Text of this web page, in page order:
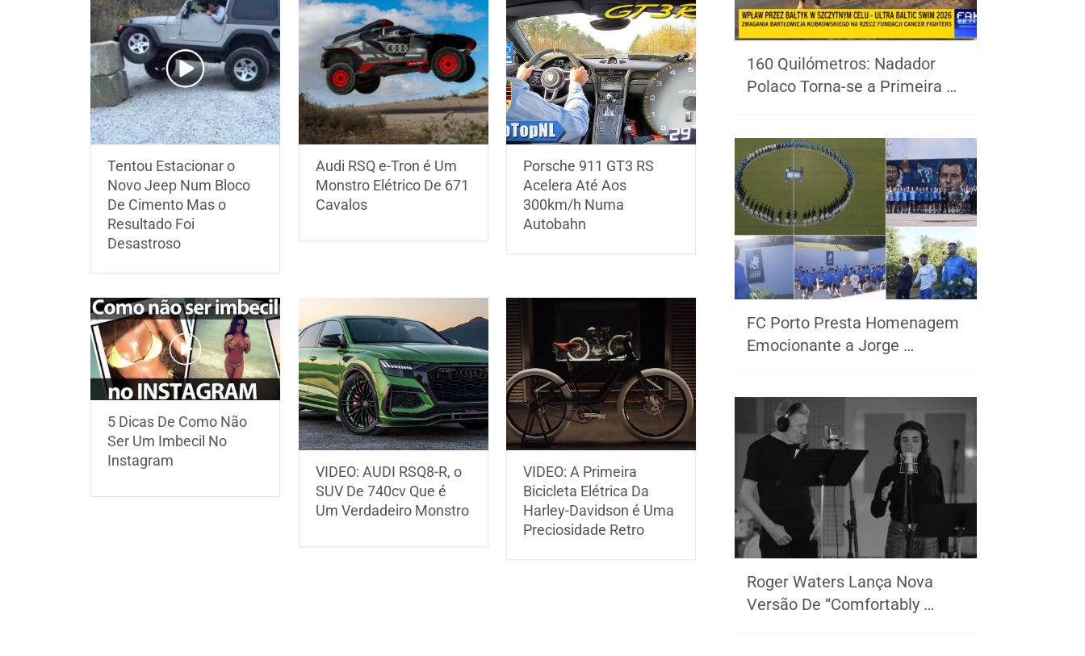
Tentou Estacionar o
Novo Jeep Num Bloco
De Cimento Mas o
Resultado Foi
Desastroso
Audi RSQ e-Tron é Um
Monstro Elétrico De 671
Cavalos
Porsche 911 GT3 RS
Acelera Até Aos
300km/h Numa
Autobahn
5 Dicas De Como Não
Ser Um Imbecil No
Instagram
VIDEO: AUDI RSQ8-R, o
SUV De 740cv Que é
Um Verdadeiro Monstro
VIDEO: A Primeira
Bicicleta Elétrica Da
Harley-Davidson é Uma
Preciosidade Retro
160 Quilómetros: Nadador
Polaco Torna-se a Primeira …
FC Porto Presta Homenagem
Emocionante a Jorge …
Roger Waters Lança Nova
Versão De “Comfortably …